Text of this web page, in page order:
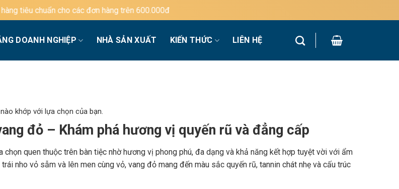
các đơn hàng trên 600.000đ
DOANH NGHIỆP NHÀ SẢN XUẤT KIẾN THỨC LIÊN HỆ
khớp với lựa chọn của bạn.
đỏ – Khám phá hương vị quyến rũ và đẳng cấp
chọn quen thuộc trên bàn tiệc nhờ hương vị phong phú, đa dạng và khả năng kết hợp tuyệt vời với ẩm
nho vỏ sẫm và lên men cùng vỏ, vang đỏ mang đến màu sắc quyến rũ, tannin chát nhẹ và cấu trúc